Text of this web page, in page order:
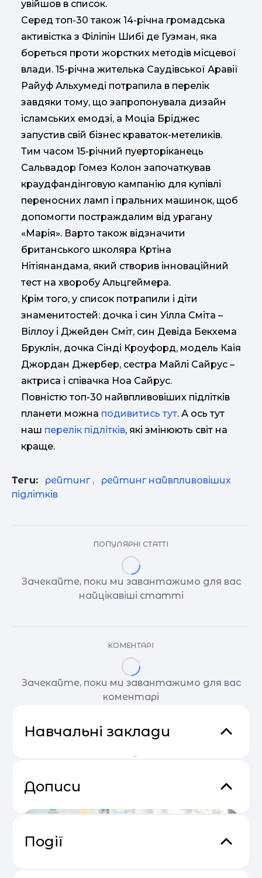
увійшов в список.
Серед топ-30 також 14-річна громадська
активістка з Філіпін Шибі де Гузман, яка
бореться проти жорстких методів місцевої
влади. 15-річна жителька Саудівської Аравії
Райуф Альхумеді потрапила в перелік
завдяки тому, що запропонувала дизайн
ісламських емодзі, а Моціа Бріджес
запустив свій бізнес краваток-метеликів.
Тим часом 15-річний пуерторіканець
Сальвадор Гомез Колон започаткував
краудфандінговую кампанію для купівлі
переносних ламп і пральних машинок, щоб
допомогти постраждалим від урагану
«Марія». Варто також відзначити
британського школяра Кртіна
Нітіянандама, який створив інноваційний
тест на хворобу Альцгеймера.
Крім того, у список потрапили і діти
знаменитостей: дочка і син Уілла Сміта –
Віллоу і Джейден Сміт, син Девіда Бекхема
Бруклін, дочка Сінді Кроуфорд, модель Каія
Джордан Джербер, сестра Майлі Сайрус –
актриса і співачка Ноа Сайрус.
Повністю топ-30 найвпливовіших підлітків
планети можна подивитись тут. А ось тут
наш перелік підлітків, які змінюють світ на
краще.
Теги: рейтинг ,
рейтинг найвпливовіших
підлітків
ПОПУЛЯРНІ СТАТТІ
Зачекайте, поки ми завантажимо для вас
найцікавіші статті
КОМЕНТАРІ
Зачекайте, поки ми завантажимо для вас
коментарі
Навчальні заклади
Дописи
Події